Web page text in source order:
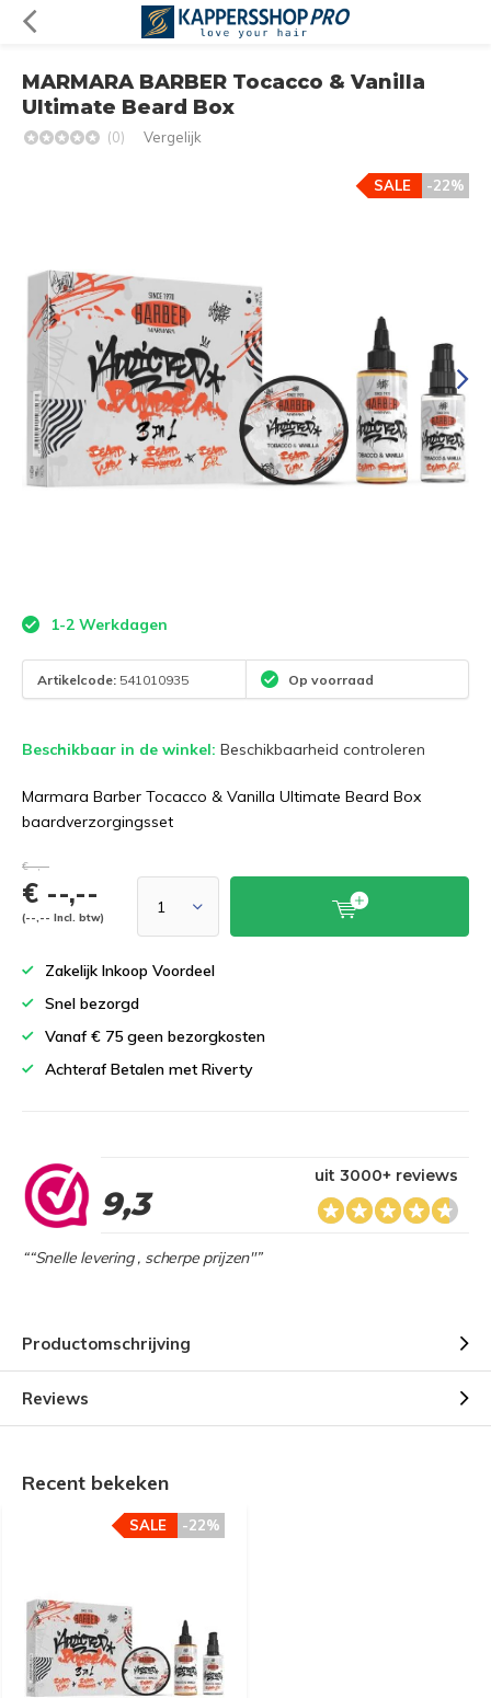
MARMARA BARBER Tocacco & Vanilla
Ultimate Beard Box
(0) Vergelijk
-22%
SALE
1-2 Werkdagen
Artikelcode: 541010935 Op voorraad
Beschikbaar in de winkel: Beschikbaarheid controleren
Marmara Barber Tocacco & Vanilla Ultimate Beard Box
baardverzorgingsset
€--,--
€ --,--
(--,-- Incl. btw)
Zakelijk Inkoop Voordeel
Snel bezorgd
Vanaf € 75 geen bezorgkosten
Achteraf Betalen met Riverty
9,3
uit 3000+ reviews
““Snelle levering , scherpe prijzen"”
Productomschrijving
Reviews
Recent bekeken
-22%
SALE